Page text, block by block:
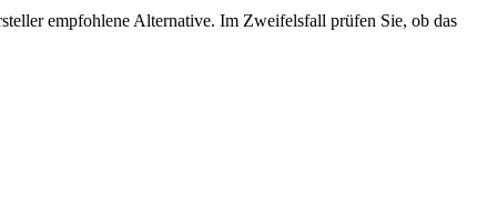
empfohlene Alternative. Im Zweifelsfall prüfen Sie, ob das